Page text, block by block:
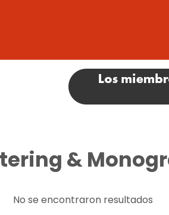
&
No se encontraron resultados